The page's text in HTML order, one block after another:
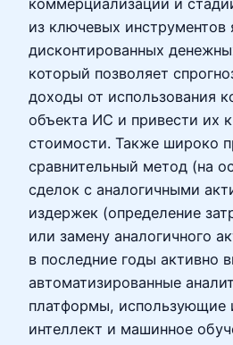
из ключевых инструментов
дисконтированных
который позволяет
доходы от использования
объекта ИС и привести их
стоимости. Также широко
сравнительный метод (на
сделок с аналогичными
издержек (определение
или замену аналогичного
в последние годы активно
автоматизированные
платформы, использующие
интеллект и машинное